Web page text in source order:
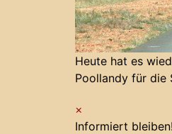
Heute hat es
Poollandy für die
×
Informiert bleiben!